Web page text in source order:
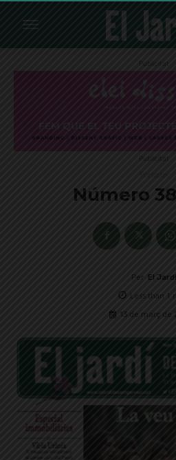
Publicitat
Publicitat
Número
Per El Jardí
Less than 1
13 de març de